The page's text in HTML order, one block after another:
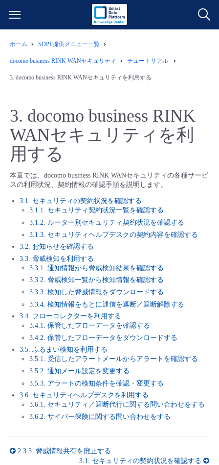
サービス一覧
データ利活用
ネットワーク
モニタリング/監査
管理機能
よくある質問
クラウド/サーバー
ネットワーク
IoT
モニタリング/監査
サポート
すべてのメニューを見る
料金シミュレーター
データ利活用
クラウド/サーバー
IoT
サポート
すべてのメニューを見る
ご利用開始ガイド
■ 管理機能
- 管理機能
■ セットアップガイド
- 新規お申し込み方法
- 初期設定・確認
- ユーザー機能の管理
- 登録情報の管理
- APIリファレンス
■ 基本構築ガイド
- Flexible InterConnect
ユースケース
- バックアップ
- データと分析
- IoT
- リモートワーク
- ITインフラストラクチャー
- その他
サービス稼働状況
故障/メンテナンス履歴
定期メンテナンス
販売パートナー向けプログラム
協業パートナー
トレーニング/操作動画
ホーム SDPF提供メニュー一覧
docomo business RINK WANセキュリティ チュートリアル
3. docomo business RINK WANセキュリティを利用する
3. docomo business RINK
WANセキュリティを利
用する
本章では、docomo business RINK WANセキュリティの各種サービ
スの利用状況、契約情報の確認手順を説明します。
3.1. セキュリティの契約状況を確認する
3.1.1. セキュリティ契約状況一覧を確認する
3.1.2. ルーター別セキュリティ契約状況を確認する
3.1.3. セキュリティヘルプデスクの契約内容を確認する
3.2. お知らせを確認する
3.3. 脅威検知を利用する
3.3.1. 通知情報から脅威検知結果を確認する
3.3.2. 脅威検知一覧から検知情報を確認する
3.3.3. 検知した脅威情報をダウンロードする
3.3.4. 検知情報をもとに通信を遮断／遮断解除する
3.4. フローコレクターを利用する
3.4.1. 保管したフローデータを確認する
3.4.2. 保管したフローデータをダウンロードする
3.5. ふるまい検知を利用する
3.5.1. 受信したアラートメールからアラートを確認する
3.5.2. 通知メール設定を変更する
3.5.3. アラートの検知条件を確認・変更する
3.6. セキュリティヘルプデスクを利用する
3.6.1. セキュリティ／遮断代行に関する問い合わせをする
3.6.2. サイバー保険に関する問い合わせをする
2.3.3. 脅威情報共有を廃止する
3.1. セキュリティの契約状況を確認する